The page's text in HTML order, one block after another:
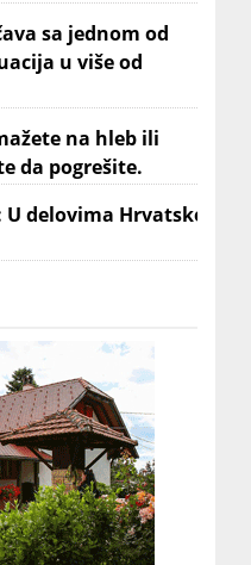
sa jednom od
u više od
na hleb ili
da pogrešite.
delovima Hrvatske